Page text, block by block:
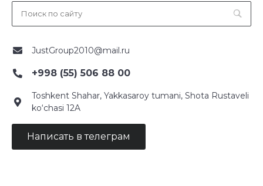
JustGroup2010@mail.ru
+998 (55) 506 88 00
Toshkent Shahar, Yakkasaroy tumani, Shota Rustaveli
ko‘chasi 12A
Написать в телеграм